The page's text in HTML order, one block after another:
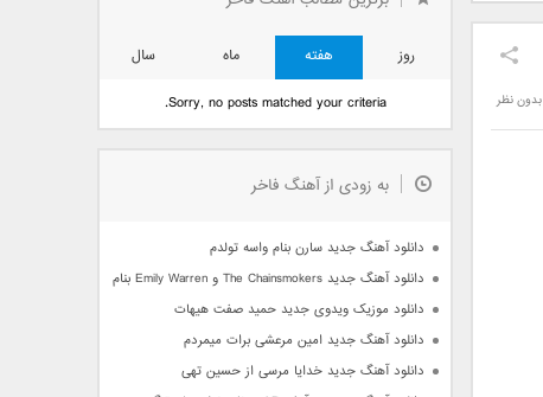
بدون نظر
روز هفته ماه
سال
Sorry, no posts matched your criteria.
به زودی از آهنگ فاخر
دانلود آهنگ جدید سارن بنام واسه تولدم
دانلود آهنگ جدید The Chainsmokers و Emily Warren بنام Side Effects
دانلود موزیک ویدوی جدید حمید صفت هیهات
دانلود آهنگ جدید امین مرعشی برات میمردم
دانلود آهنگ جدید خدایا مرسی از حسین تهی